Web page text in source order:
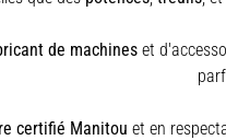
de machines et
certifié Manitou et en